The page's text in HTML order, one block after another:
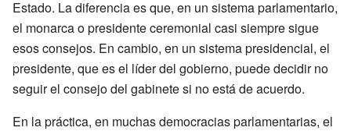
Estado. La diferencia es que, en un sistema parlamentario,
el monarca o presidente ceremonial casi siempre sigue
esos consejos. En cambio, en un sistema presidencial, el
presidente, que es el líder del gobierno, puede decidir no
seguir el consejo del gabinete si no está de acuerdo.
En la práctica, en muchas democracias parlamentarias, el